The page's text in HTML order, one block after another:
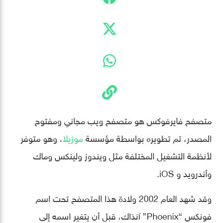
متصفح فايرفوكس هو متصفح ويب مجاني ومفتوح
المصدر، تم تطويره بواسطة مؤسسةموزيلا، وهو متوفر
لأنظمة التشغيل المختلفة مثل ويندوز ولينكس وماك
وأندرويد و iOS.
وقد شهد العام 2002 ولادة هذا المتصفح تحت اسم
فونكس “Phoenix” آنذاك، قبل أن يتغير اسمه إلى